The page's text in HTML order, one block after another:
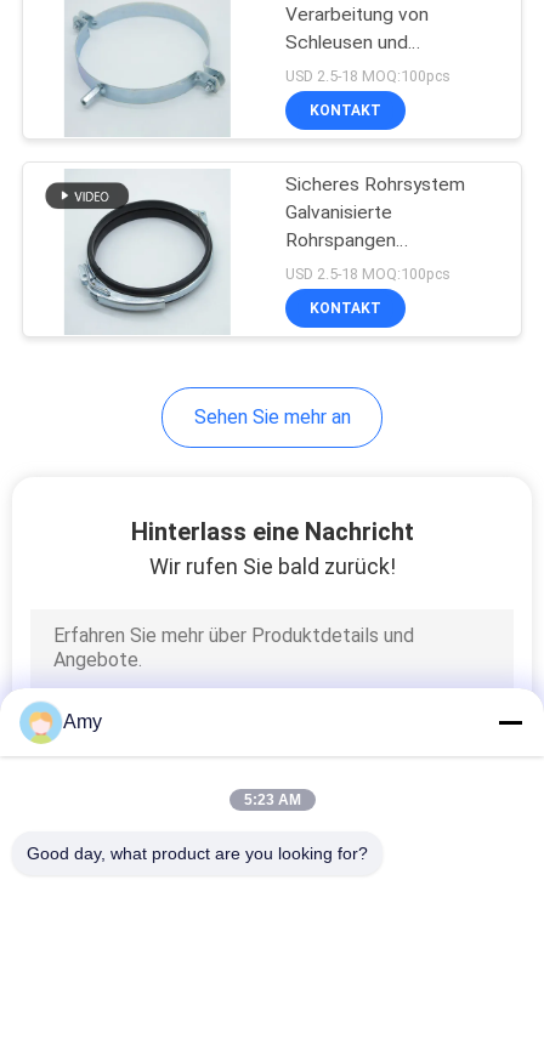
Breite
Bohrrohrklemme
Aufgeteilte
Metall bearbeitete
Teile
Gestempelter
Flansch
Verarbeitung von
Schleusen und
Schleusen
USD 2.5-18 MOQ:100pcs
KONTAKT
Sicheres Rohrsystem
Galvanisierte
Rohrspangen
Rohrspangen 80mm-
500mm Bereich
USD 2.5-18 MOQ:100pcs
KONTAKT
Sehen Sie mehr an
Hinterlass eine Nachricht
Wir rufen Sie bald zurück!
Amy
5:23 AM
Good day, what product are you looking for?